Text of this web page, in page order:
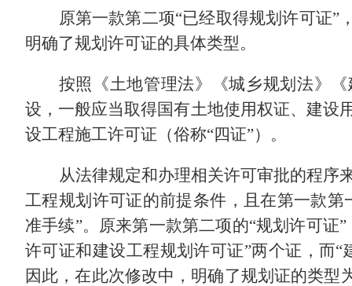
原第一款第二项“已经取得规划许可证”
明确了规划许可证的具体类型。
按照《土地管理法》《城乡规划法》
设，一般应当取得国有土地使用权证、建设
设工程施工许可证（俗称“四证”）。
从法律规定和办理相关许可审批的程序
工程规划许可证的前提条件，且在第一款第
准手续”。原来第一款第二项的“规划许可证
许可证和建设工程规划许可证”两个证，而
因此，在此次修改中，明确了规划证的类型